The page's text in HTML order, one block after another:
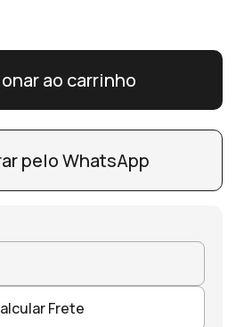
ao carrinho
pelo WhatsApp
Frete